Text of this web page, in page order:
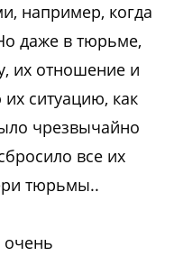
например, когда
даже в тюрьме,
их отношение и
ситуацию, как
чрезвычайно
все их
тюрьмы..
очень